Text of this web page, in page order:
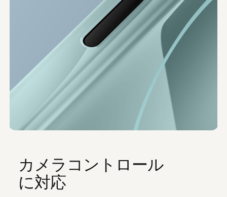
カメラコントロール
に​​対応